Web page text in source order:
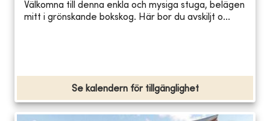
Välkomna till denna enkla och mysiga stuga, belägen
mitt i grönskande bokskog. Här bor du avskiljt o...
Se kalendern för tillgänglighet